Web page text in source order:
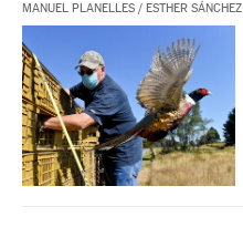
MANUEL PLANELLES / ESTHER SÁNCHEZ